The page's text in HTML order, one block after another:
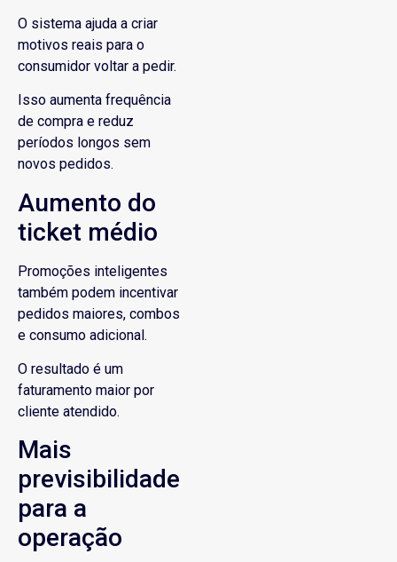
O sistema ajuda a criar
motivos reais para o
consumidor voltar a pedir.
Isso aumenta frequência
de compra e reduz
períodos longos sem
novos pedidos.
Aumento do
ticket médio
Promoções inteligentes
também podem incentivar
pedidos maiores, combos
e consumo adicional.
O resultado é um
faturamento maior por
cliente atendido.
Mais
previsibilidade
para a
operação